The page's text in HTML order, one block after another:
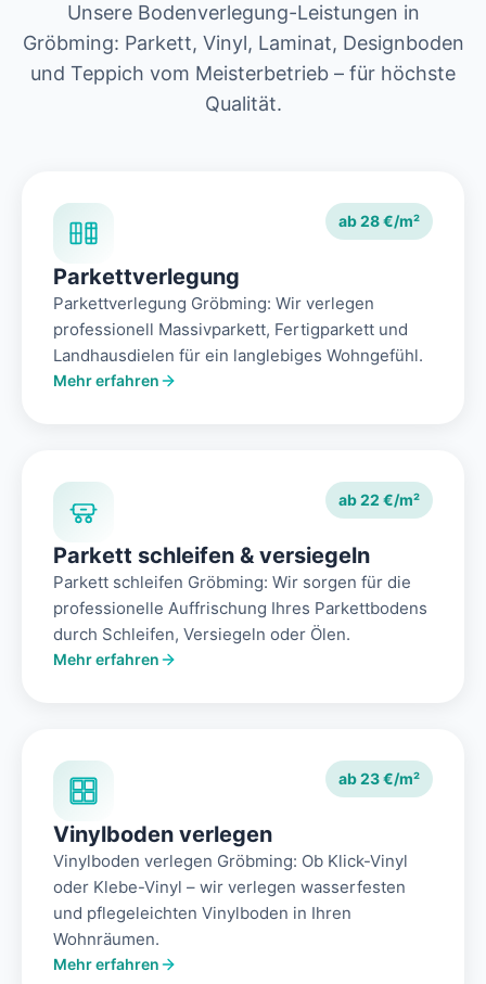
Unsere Bodenverlegung-Leistungen in
Gröbming: Parkett, Vinyl, Laminat, Designboden
und Teppich vom Meisterbetrieb – für höchste
Qualität.
ab 28 €/m²
Parkettverlegung
Parkettverlegung Gröbming: Wir verlegen
professionell Massivparkett, Fertigparkett und
Landhausdielen für ein langlebiges Wohngefühl.
Mehr erfahren
ab 22 €/m²
Parkett schleifen & versiegeln
Parkett schleifen Gröbming: Wir sorgen für die
professionelle Auffrischung Ihres Parkettbodens
durch Schleifen, Versiegeln oder Ölen.
Mehr erfahren
ab 23 €/m²
Vinylboden verlegen
Vinylboden verlegen Gröbming: Ob Klick-Vinyl
oder Klebe-Vinyl – wir verlegen wasserfesten
und pflegeleichten Vinylboden in Ihren
Wohnräumen.
Mehr erfahren